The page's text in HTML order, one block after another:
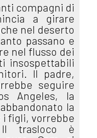
compagni di
a girare
nel deserto
passano e
nel flusso dei
insospettabili
Il padre,
seguire
Angeles, la
la
i figli, vorrebbe
trasloco è